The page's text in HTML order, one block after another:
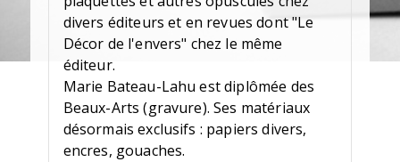
divers éditeurs et en revues dont "Le
Décor de l'envers" chez le même
éditeur.
Marie Bateau-Lahu est diplômée des
Beaux-Arts (gravure). Ses matériaux
désormais exclusifs : papiers divers,
encres, gouaches.